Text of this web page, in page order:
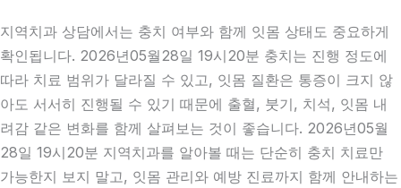
지역치과 상담에서는 충치 여부와 함께 잇몸 상태도 중요하게
확인됩니다. 2026년05월28일 19시20분 충치는 진행 정도에
따라 치료 범위가 달라질 수 있고, 잇몸 질환은 통증이 크지 않
아도 서서히 진행될 수 있기 때문에 출혈, 붓기, 치석, 잇몸 내
려감 같은 변화를 함께 살펴보는 것이 좋습니다. 2026년05월
28일 19시20분 지역치과를 알아볼 때는 단순히 충치 치료만
가능한지 보지 말고, 잇몸 관리와 예방 진료까지 함께 안내하는